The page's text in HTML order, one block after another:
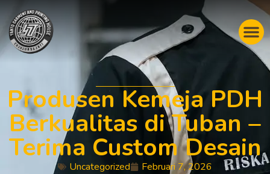
Produsen Kemeja PDH
Berkualitas di Tuban –
Terima Custom Desain
Uncategorized Februari 7, 2026